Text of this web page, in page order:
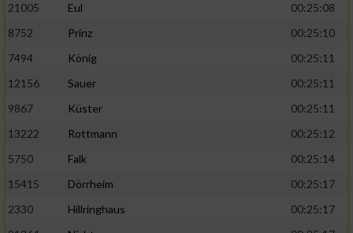
21005
Eul
00:25:08
8752
Prinz
00:25:10
7494
König
00:25:11
12156
Sauer
00:25:11
9867
Küster
00:25:11
13222
Rottmann
00:25:12
5750
Falk
00:25:14
15415
Dörrheim
00:25:17
2330
Hillringhaus
00:25:17